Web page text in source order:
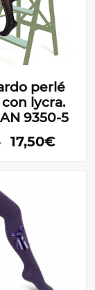
perlé
lycra.
9350-5
17,50€